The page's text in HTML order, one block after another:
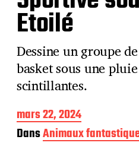
Etoilé
Dessine un groupe
basket sous une
scintillantes.
D
a
t
mars 22, 2024
DansAnimaux